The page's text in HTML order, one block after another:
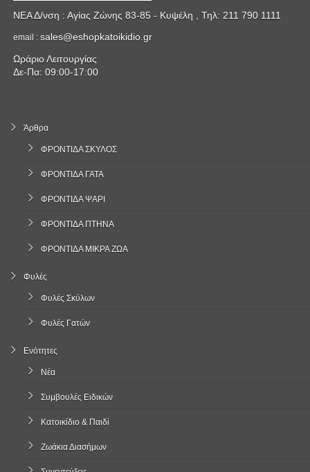
ΝΕΑ Δ/νση : Αγίας Ζώνης 83-85 - Κυψέλη , Τηλ: 211 790 1111
email : sales@eshopkatoikidio.gr
Ωράριο Λειτουργίας
Δε-Πα: 09:00-17:00
Άρθρα
ΦΡΟΝΤΙΔΑ ΣΚΥΛΟΣ
ΦΡΟΝΤΙΔΑ ΓΑΤΑ
ΦΡΟΝΤΙΔΑ ΨΑΡΙ
ΦΡΟΝΤΙΔΑ ΠΤΗΝΑ
ΦΡΟΝΤΙΔΑ ΜΙΚΡΑ ΖΩΑ
Φυλές
Φυλές Σκύλων
Φυλές Γατών
Ενότητες
Νέα
Συμβουλές Ειδικών
Κατοικίδιο & Παιδί
Ζωάκια Διασήμων